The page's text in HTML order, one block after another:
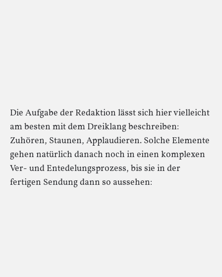
Die Aufgabe der Redaktion lässt sich hier vielleicht
am besten mit dem Dreiklang beschreiben:
Zuhören, Staunen, Applaudieren. Solche Elemente
gehen natürlich danach noch in einen komplexen
Ver- und Entedelungsprozess, bis sie in der
fertigen Sendung dann so aussehen: